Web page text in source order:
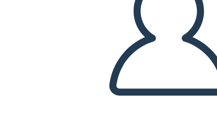
SLAYT GÖSTERİSİNİ OYNAT
BENİ OKU